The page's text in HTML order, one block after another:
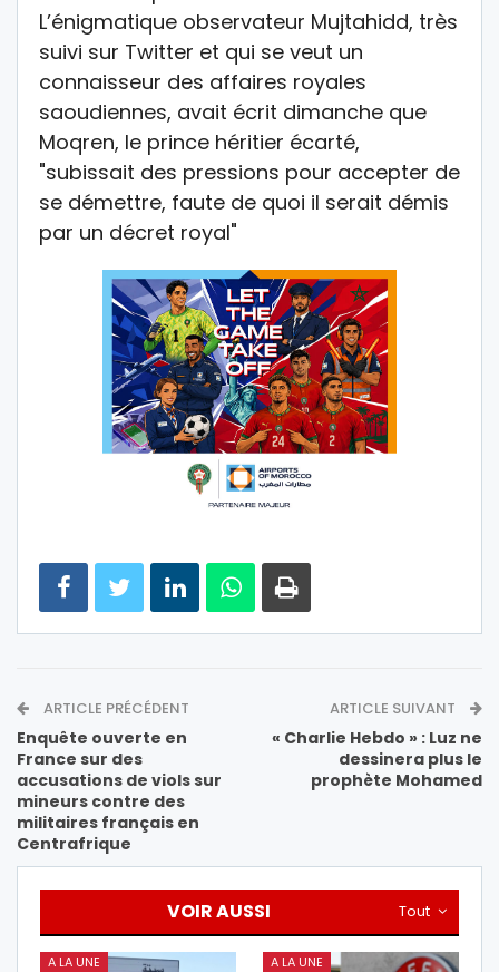
L’énigmatique observateur Mujtahidd, très
suivi sur Twitter et qui se veut un
connaisseur des affaires royales
saoudiennes, avait écrit dimanche que
Moqren, le prince héritier écarté,
"subissait des pressions pour accepter de
se démettre, faute de quoi il serait démis
par un décret royal"
ARTICLE PRÉCÉDENT
Enquête ouverte en
France sur des
accusations de viols sur
mineurs contre des
militaires français en
Centrafrique
ARTICLE SUIVANT
« Charlie Hebdo » : Luz ne
dessinera plus le
prophète Mohamed
Tout
VOIR AUSSI
A LA UNE A LA UNE